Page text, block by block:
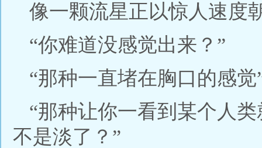
像一颗流星正以惊人速度
“你难道没感觉出来？”
“那种一直堵在胸口的感觉
“那种让你一看到某个人
不是淡了？”